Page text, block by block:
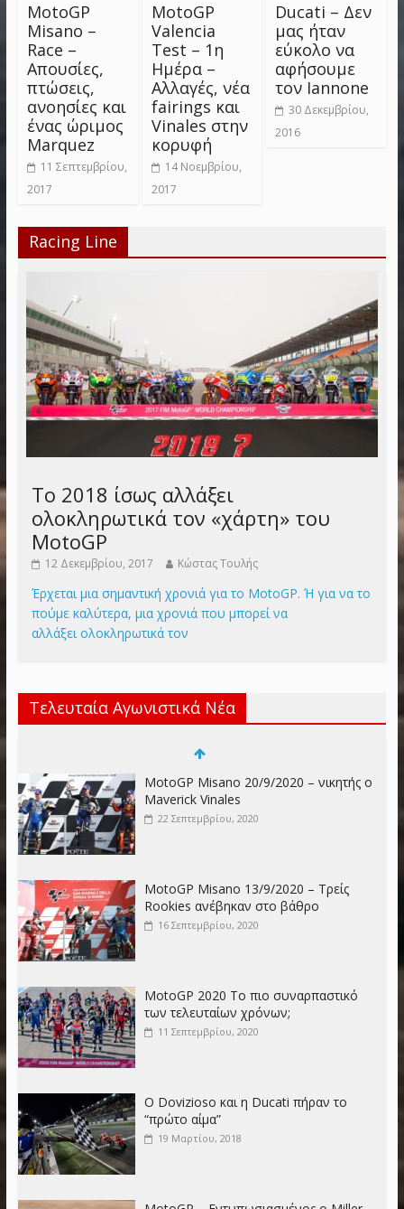
MotoGP
Misano –
Race –
Απουσίες,
πτώσεις,
ανοησίες και
ένας ώριμος
Marquez
11 Σεπτεμβρίου,
2017
MotoGP
Valencia
Test – 1η
Ημέρα –
Αλλαγές, νέα
fairings και
Vinales στην
κορυφή
14 Νοεμβρίου,
2017
Ducati – Δεν
μας ήταν
εύκολο να
αφήσουμε
τον Iannone
30 Δεκεμβρίου,
2016
Racing Line
Το 2018 ίσως αλλάξει
ολοκληρωτικά τον «χάρτη» του
MotoGP
12 Δεκεμβρίου, 2017 Κώστας Τουλής
Έρχεται μια σημαντική χρονιά για το MotoGP. Ή για να το
πούμε καλύτερα, μια χρονιά που μπορεί να
αλλάξει ολοκληρωτικά τον
Τελευταία Αγωνιστικά Νέα
MotoGP Misano 20/9/2020 – νικητής ο
Maverick Vinales
22 Σεπτεμβρίου, 2020
MotoGP Misano 13/9/2020 – Τρείς
Rookies ανέβηκαν στο βάθρο
16 Σεπτεμβρίου, 2020
MotoGP 2020 Το πιο συναρπαστικό
των τελευταίων χρόνων;
11 Σεπτεμβρίου, 2020
Ο Dovizioso και η Ducati πήραν το
“πρώτο αίμα”
19 Μαρτίου, 2018